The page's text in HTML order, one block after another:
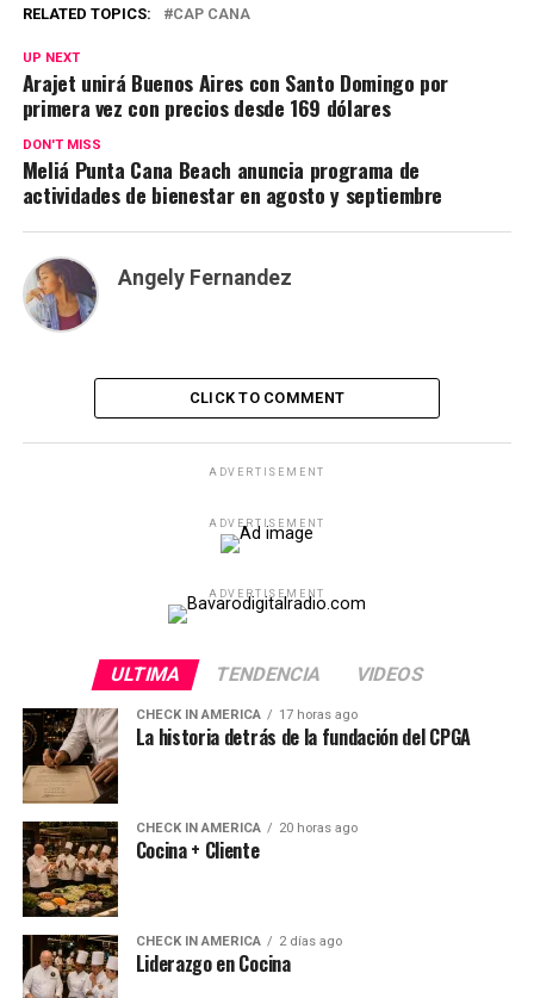
RELATED TOPICS: CAP CANA
UP NEXT
Arajet unirá Buenos Aires con Santo Domingo por
primera vez con precios desde 169 dólares
DON'T MISS
Meliá Punta Cana Beach anuncia programa de
actividades de bienestar en agosto y septiembre
Angely Fernandez
CLICK TO COMMENT
ADVERTISEMENT
ADVERTISEMENT
ADVERTISEMENT
ULTIMA TENDENCIA VIDEOS
CHECK IN AMERICA 17 horas ago
La historia detrás de la fundación del CPGA
CHECK IN AMERICA 20 horas ago
Cocina + Cliente
CHECK IN AMERICA 2 días ago
Liderazgo en Cocina